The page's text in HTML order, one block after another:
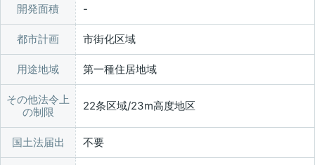
開発面積
都市計画 市街化区域
用途地域 第一種住居地域
その他法令上
の制限
22条区域/23m高度地区
国土法届出 不要